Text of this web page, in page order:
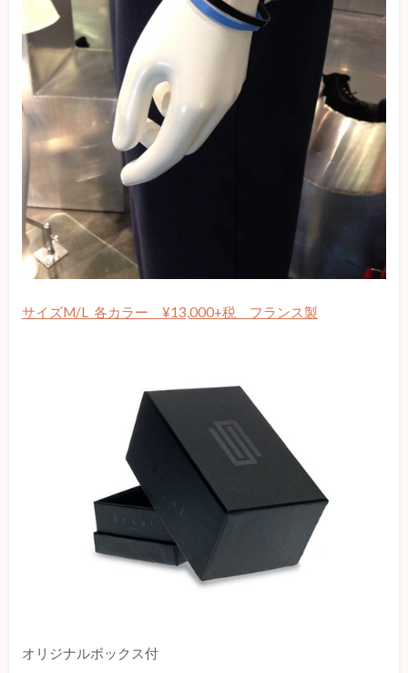
サイズM/L 各カラー ¥13,000+税 フランス製
オリジナルボックス付